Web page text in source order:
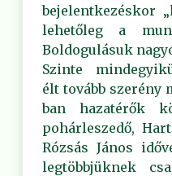
bejelentkezéskor
lehetőleg a
Boldogulásuk
Szinte
élt tovább szerény
ban hazatérők
pohárleszedő,
Rózsás János
legtöbbjüknek